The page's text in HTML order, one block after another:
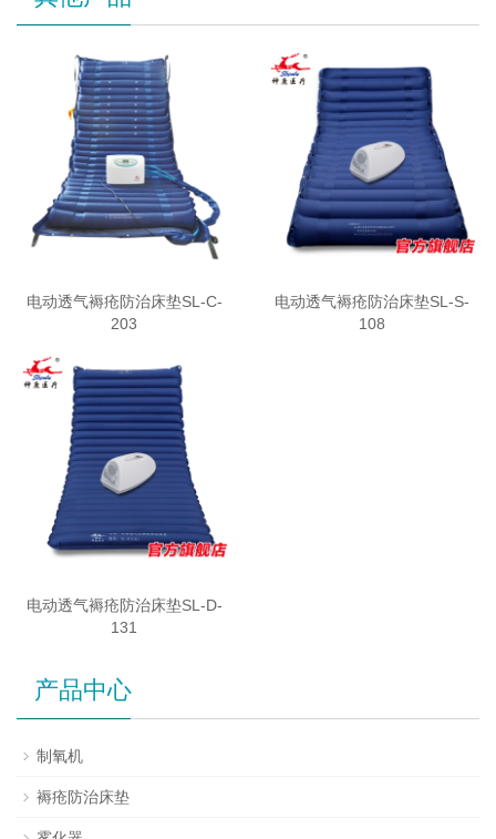
电动透气褥疮防治床垫SL-C-
203
电动透气褥疮防治床垫SL-S-
108
电动透气褥疮防治床垫SL-D-
131
产品中心
制氧机
褥疮防治床垫